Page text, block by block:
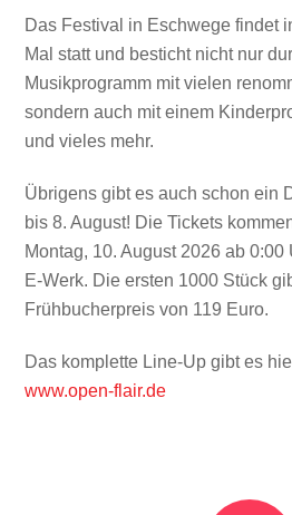
Das Festival in Eschwege findet
Mal statt und besticht nicht nur
Musikprogramm mit vielen
sondern auch mit einem
und vieles mehr.
Übrigens gibt es auch schon ein
bis 8. August! Die Tickets
Montag, 10. August 2026 ab
E-Werk. Die ersten 1000 Stück
Frühbucherpreis von 119 Euro.
Das komplette Line-Up gibt es
www.open-flair.de